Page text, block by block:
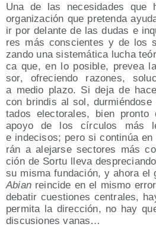
Una de las nece­si­da­des que
orga­ni­za­ción que pre­ten­da
ir por delan­te de las dudas e
res más cons­cien­tes y de los
zan­do una sis­te­má­ti­ca lucha
ca que, en lo posi­ble, pre­vea
sor, ofre­cien­do razo­nes,
a medio pla­zo. Si deja de
con brin­dis al sol,
ta­dos elec­to­ra­les, bien pron­to
apo­yo de los círcu­los más
e inde­ci­sos; pero si con­ti­núa
rán a ale­jar­se sec­to­res más
ción de Sor­tu lle­va
su mis­ma fun­da­ción, y aho­ra el
Abian rein­ci­de en el mis­mo
deba­tir cues­tio­nes cen­tra­les,
per­mi­ta la direc­ción, no hay
dis­cu­sio­nes vanas…